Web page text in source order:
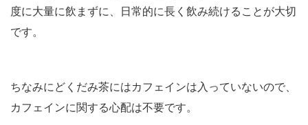
度に大量に飲まずに、日常的に長く飲み続けることが大切
です。
ちなみにどくだみ茶にはカフェインは入っていないので、
カフェインに関する心配は不要です。